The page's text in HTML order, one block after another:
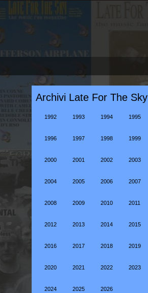
Archivi Late For The Sky
1992 1993 1994 1995
1996 1997 1998 1999
2000 2001 2002 2003
2004 2005 2006 2007
2008 2009 2010 2011
2012 2013 2014 2015
2016 2017 2018 2019
2020 2021 2022 2023
2024 2025 2026